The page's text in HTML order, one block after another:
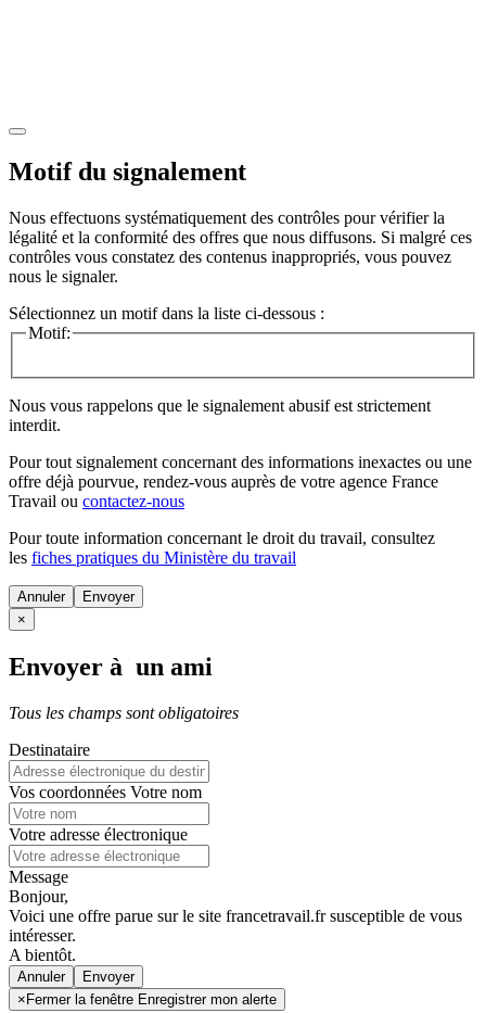
Motif du signalement
Nous effectuons systématiquement des contrôles pour vérifier la
légalité et la conformité des offres que nous diffusons. Si malgré ces
contrôles vous constatez des contenus inappropriés, vous pouvez
nous le signaler.
Sélectionnez un motif dans la liste ci-dessous :
Motif:
Nous vous rappelons que le signalement abusif est strictement
interdit.
Pour tout signalement concernant des informations inexactes ou une
offre déjà pourvue, rendez-vous auprès de votre agence France
Travail ou contactez-nous
Pour toute information concernant le droit du travail, consultez
les fiches pratiques du Ministère du travail
Annuler
×
Envoyer à un ami
Tous les champs sont obligatoires
Destinataire
Vos coordonnées Votre nom
Votre adresse électronique
Message
Bonjour,
Voici une offre parue sur le site francetravail.fr susceptible de vous
intéresser.
A bientôt.
Annuler
× Fermer la fenêtre Enregistrer mon alerte